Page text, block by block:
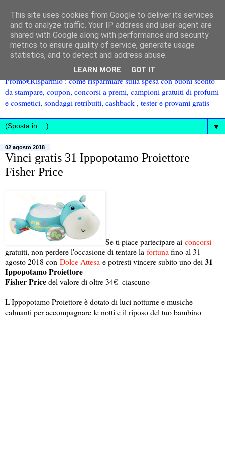
Promo€Risparmio : come risparmiare sulla spesa con buoni sconto
da stampare, coupon, concorsi a premi, campioni gratuiti di profumi
e cosmetici, sondaggi retribuiti, cashback , tester e provami gratis
▼
02 agosto 2018
Vinci gratis 31 Ippopotamo Proiettore
Fisher Price
Se ti piace partecipare ai concorsi
gratuiti, non perdere l'occasione di tentare la fortuna fino al 31
agosto 2018 con Dolce Attesa e potresti vincere subito uno dei 31
Ippopotamo Proiettore
Fisher Pricedel valore di oltre 34€ ciascuno
L'Ippopotamo Proiettore è dotato di luci notturne e musiche
calmanti per accompagnare le notti e il riposo del tuo bambino
This site uses cookies from Google to deliver its services
and to analyze traffic. Your IP address and user-agent are
shared with Google along with performance and security
metrics to ensure quality of service, generate usage
statistics, and to detect and address abuse.
LEARN MORE GOT IT